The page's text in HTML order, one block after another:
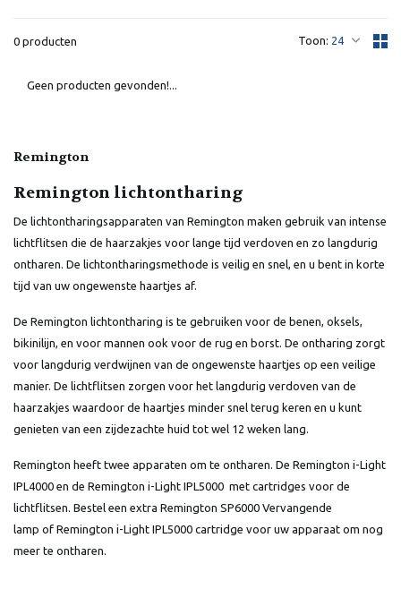
0 producten Toon:
Geen producten gevonden!...
Remington
Remington lichtontharing
De lichtontharingsapparaten van Remington maken gebruik van intense
lichtflitsen die de haarzakjes voor lange tijd verdoven en zo langdurig
ontharen. De lichtontharingsmethode is veilig en snel, en u bent in korte
tijd van uw ongewenste haartjes af.
De Remington lichtontharing is te gebruiken voor de benen, oksels,
bikinilijn, en voor mannen ook voor de rug en borst. De ontharing zorgt
voor langdurig verdwijnen van de ongewenste haartjes op een veilige
manier. De lichtflitsen zorgen voor het langdurig verdoven van de
haarzakjes waardoor de haartjes minder snel terug keren en u kunt
genieten van een zijdezachte huid tot wel 12 weken lang.
Remington heeft twee apparaten om te ontharen. De Remington i-Light
IPL4000 en de Remington i-Light IPL5000 met cartridges voor de
lichtflitsen. Bestel een extra Remington SP6000 Vervangende
lamp of Remington i-Light IPL5000 cartridge voor uw apparaat om nog
meer te ontharen.